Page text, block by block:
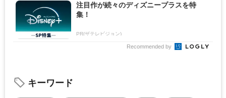
注目作が続々のディズニープラスを特
集！
PR(ザテレビジョン)
Recommended by
キーワード